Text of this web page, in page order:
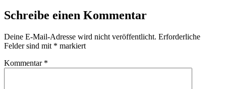
Schreibe einen Kommentar
Deine E-Mail-Adresse wird nicht veröffentlicht. Erforderliche
Felder sind mit * markiert
Kommentar *